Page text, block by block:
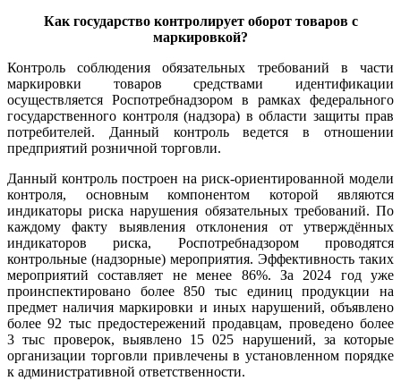
Как государство контролирует оборот товаров с
маркировкой?
Контроль соблюдения обязательных требований в части
маркировки товаров средствами идентификации
осуществляется Роспотребнадзором в рамках федерального
государственного контроля (надзора) в области защиты прав
потребителей. Данный контроль ведется в отношении
предприятий розничной торговли.
Данный контроль построен на риск-ориентированной модели
контроля, основным компонентом которой являются
индикаторы риска нарушения обязательных требований. По
каждому факту выявления отклонения от утверждённых
индикаторов риска, Роспотребнадзором проводятся
контрольные (надзорные) мероприятия. Эффективность таких
мероприятий составляет не менее 86%. За 2024 год уже
проинспектировано более 850 тыс единиц продукции на
предмет наличия маркировки и иных нарушений, объявлено
более 92 тыс предостережений продавцам, проведено более
3 тыс проверок, выявлено 15 025 нарушений, за которые
организации торговли привлечены в установленном порядке
к административной ответственности.